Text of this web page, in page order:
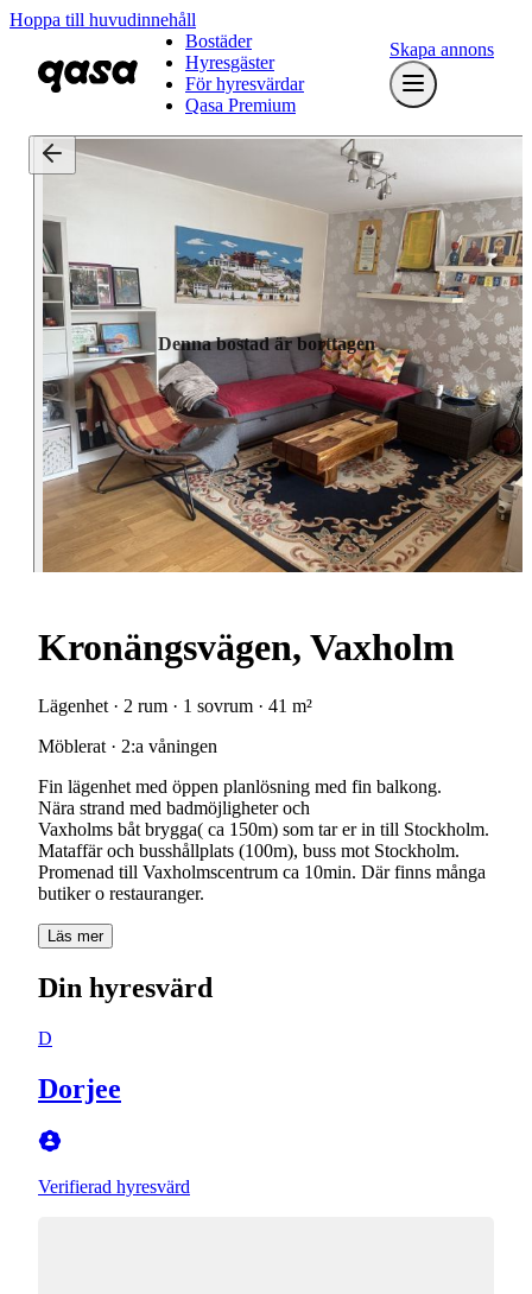
Hoppa till huvudinnehåll
Bostäder
Hyresgäster
För hyresvärdar
Qasa Premium
Skapa annons
Denna bostad är borttagen
Kronängsvägen, Vaxholm
Lägenhet · 2 rum · 1 sovrum · 41 m²
Möblerat · 2:a våningen
Fin lägenhet med öppen planlösning med fin balkong.
Nära strand med badmöjligheter och
Vaxholms båt brygga( ca 150m) som tar er in till Stockholm.
Mataffär och busshållplats (100m), buss mot Stockholm.
Promenad till Vaxholmscentrum ca 10min. Där finns många
butiker o restauranger.
Läs mer
Din hyresvärd
D
Dorjee
Verifierad hyresvärd